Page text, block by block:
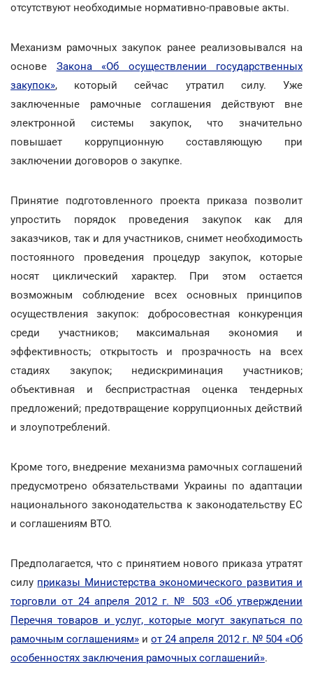
отсутствуют необходимые нормативно-правовые акты.
Механизм рамочных закупок ранее реализовывался на
основе Закона «Об осуществлении государственных
закупок», который сейчас утратил силу. Уже
заключенные рамочные соглашения действуют вне
электронной системы закупок, что значительно
повышает коррупционную составляющую при
заключении договоров о закупке.
Принятие подготовленного проекта приказа позволит
упростить порядок проведения закупок как для
заказчиков, так и для участников, снимет необходимость
постоянного проведения процедур закупок, которые
носят циклический характер. При этом остается
возможным соблюдение всех основных принципов
осуществления закупок: добросовестная конкуренция
среди участников; максимальная экономия и
эффективность; открытость и прозрачность на всех
стадиях закупок; недискриминация участников;
объективная и беспристрастная оценка тендерных
предложений; предотвращение коррупционных действий
и злоупотреблений.
Кроме того, внедрение механизма рамочных соглашений
предусмотрено обязательствами Украины по адаптации
национального законодательства к законодательству ЕС
и соглашениям ВТО.
Предполагается, что с принятием нового приказа утратят
силу приказы Министерства экономического развития и
торговли от 24 апреля 2012 г. № 503 «Об утверждении
Перечня товаров и услуг, которые могут закупаться по
рамочным соглашениям» иот 24 апреля 2012 г. № 504 «Об
особенностях заключения рамочных соглашений».